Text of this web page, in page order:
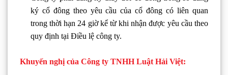
ký cổ đông theo yêu cầu của cổ đông có liên quan
trong thời hạn 24 giờ kể từ khi nhận được yêu cầu theo
quy định tại Điều lệ công ty.
Khuyến nghị của Công ty TNHH Luật Hải Việt: